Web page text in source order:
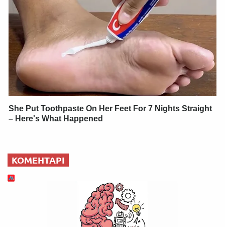
She Put Toothpaste On Her Feet For 7 Nights Straight
– Here's What Happened
КОМЕНТАРІ